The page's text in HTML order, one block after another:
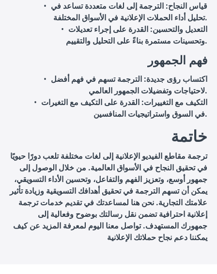
قياس النجاح: الترجمة إلى لغات متعددة تساعد في
تحليل أداء الحملات الإعلانية في الأسواق المختلفة.
التعديل والتحسين: القدرة على إجراء تعديلات
وتحسينات مستمرة بناءً على التحليل والتقييم.
فهم الجمهور
اكتساب رؤى جديدة: الترجمة تسهم في فهم أفضل
لاحتياجات وتفضيلات الجمهور العالمي.
التكيف مع التغييرات: القدرة على التكيف مع التغيرات
في السوق واستراتيجيات المنافسين.
خاتمة
ترجمة مقاطع الفيديو الإعلانية إلى لغات مختلفة تلعب دورًا حيويًا
في تحقيق النجاح في الأسواق العالمية. من خلال الوصول إلى
جمهور أوسع، وتعزيز الفهم والتفاعل، وتحسين الأداء التسويقي،
يمكن أن تسهم الترجمة في تحقيق أهدافك التسويقية وزيادة تأثير
علامتك التجارية. نحن هنا لمساعدتك في تقديم خدمات ترجمة
إعلانية احترافية تضمن نقل رسالتك بوضوح وفعالية إلى
جمهورك المستهدف. تواصل معنا اليوم لمعرفة المزيد عن كيف
يمكننا دعم نجاح حملاتك الإعلانية